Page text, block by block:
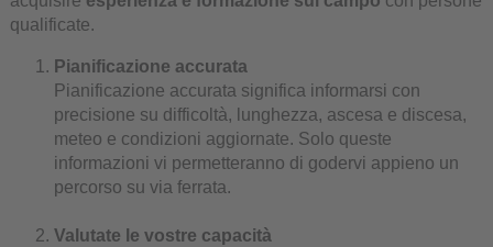
qualificate.
Pianificazione accurata
Pianificazione accurata significa informarsi con
precisione su difficoltà, lunghezza, ascesa e discesa,
meteo e condizioni aggiornate. Solo queste
informazioni vi permetteranno di godervi appieno un
percorso su via ferrata.
Valutate le vostre capacità